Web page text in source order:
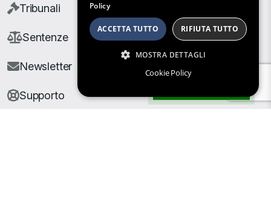
Tribunali
Sentenze
Newsletter
Supporto
Policy
ACCETTA TUTTO RIFIUTA TUTTO
MOSTRA DETTAGLI
Cookie Policy